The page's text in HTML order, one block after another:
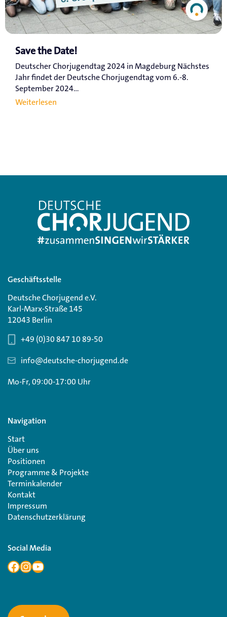
Save the Date!
Deutscher Chorjugendtag 2024 in Magdeburg Nächstes
Jahr findet der Deutsche Chorjugendtag vom 6.-8.
September 2024...
Weiterlesen
Geschäftsstelle
Deutsche Chorjugend e.V.
Karl-Marx-Straße 145
12043 Berlin
+49 (0)30 847 10 89-50
info@deutsche-chorjugend.de
Mo-Fr, 09:00-17:00 Uhr
Navigation
Start
Über uns
Positionen
Programme & Projekte
Terminkalender
Kontakt
Impressum
Datenschutzerklärung
Social Media